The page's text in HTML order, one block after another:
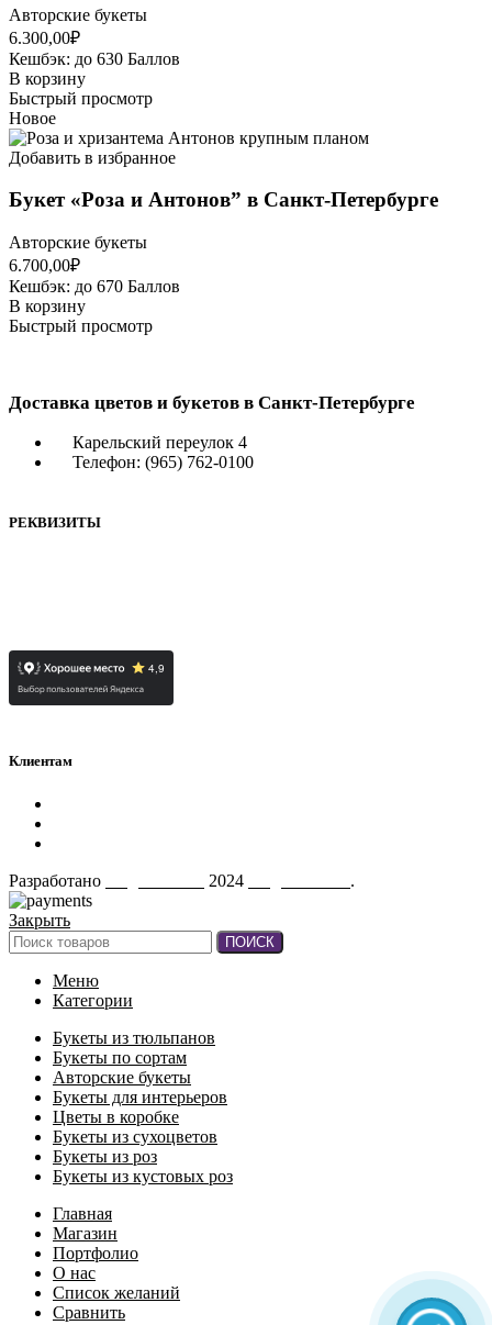
Авторские букеты
6.300,00₽
Кешбэк: до 630 Баллов
В корзину
Быстрый просмотр
Новое
Добавить в избранное
Букет «Роза и Антонов” в Санкт-Петербурге
Авторские букеты
6.700,00₽
Кешбэк: до 670 Баллов
В корзину
Быстрый просмотр
Доставка цветов и букетов в Санкт-Петербурге
Карельский переулок 4
Телефон: (965) 762-0100
РЕКВИЗИТЫ
Клиентам
Разработано
2024 .
Закрыть
ПОИСК
Меню
Категории
Букеты из тюльпанов
Букеты по сортам
Авторские букеты
Букеты для интерьеров
Цветы в коробке
Букеты из сухоцветов
Букеты из роз
Букеты из кустовых роз
Главная
Магазин
Портфолио
О нас
Список желаний
Сравнить